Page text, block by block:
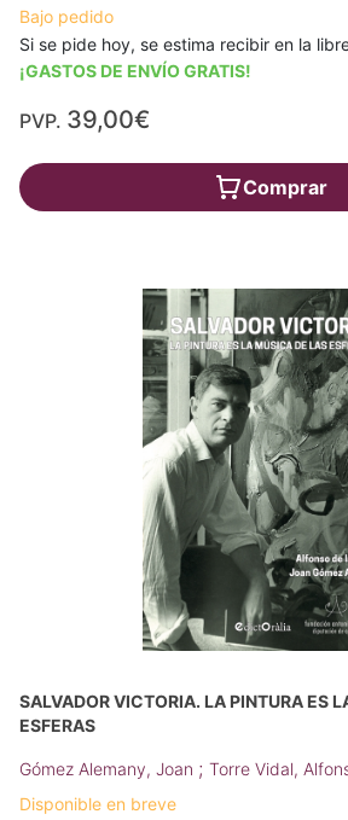
Bajo pedido
Si se pide hoy, se estima recibir en la
¡GASTOS DE ENVÍO GRATIS!
PVP. 39,00€
Comprar
SALVADOR VICTORIA. LA PINTURA ES
ESFERAS
Gómez Alemany, Joan ; Torre Vidal,
Disponible en breve